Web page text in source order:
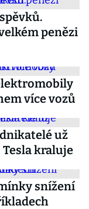
penězi
více vozů
už
kraluje
snížení